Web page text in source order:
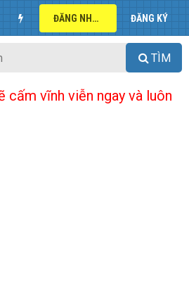
ĐĂNG NHẬP ĐĂNG KÝ
TÌM
cấm vĩnh viễn ngay và luôn